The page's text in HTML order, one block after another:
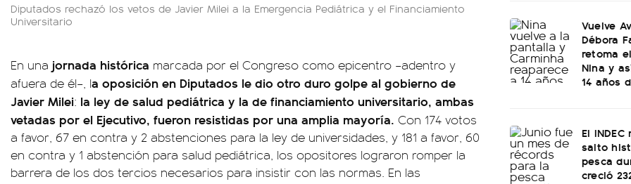
Diputados rechazó los vetos de Javier Milei a la Emergencia Pediátrica y el Financiamiento
Universitario
En una jornada histórica marcada por el Congreso como epicentro –adentro y
afuera de él–, la oposición en Diputados le dio otro duro golpe al gobierno de
Javier Milei: la ley de salud pediátrica y la de financiamiento universitario, ambas
vetadas por el Ejecutivo, fueron resistidas por una amplia mayoría. Con 174 votos
a favor, 67 en contra y 2 abstenciones para la ley de universidades, y 181 a favor, 60
en contra y 1 abstención para salud pediátrica, los opositores lograron romper la
barrera de los dos tercios necesarios para insistir con las normas. En las
Vuelve
Débora
retoma
Nina y
14 años
El
salto
pesca
creció